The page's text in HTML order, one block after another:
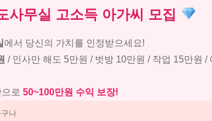
사무실 고소득 아가씨 모집
에서 당신의 가치를 인정받으세요!
/ 인사만 해도 5만원 / 벗방 10만원 / 작업 15만원 /
으로50~100만원 수익 보장!
나